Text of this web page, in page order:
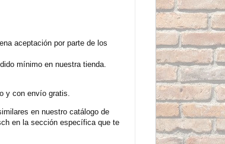
aceptación por parte de los
mínimo en nuestra tienda.
y con envío gratis.
en nuestro catálogo de
en la sección específica que te